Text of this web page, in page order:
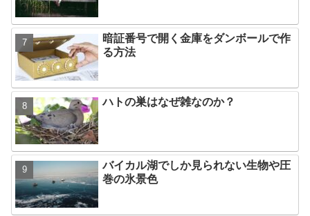
暗証番号で開く金庫をダンボールで作
る方法
ハトの巣はなぜ雑なのか？
バイカル湖でしか見られない生物や圧
巻の氷景色